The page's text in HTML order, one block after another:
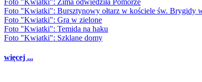
Foto "Kwiatki": Bursztynowy ołtarz w kościele św. Brygidy
Foto "Kwiatki": Gra w zielone
Foto "Kwiatki": Temida na haku
Foto "Kwiatki": Szklane domy
więcej ...